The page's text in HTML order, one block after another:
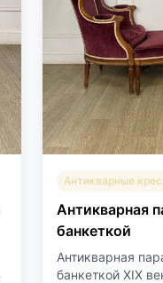
Антикварные
Антикварная
банкеткой
Антикварная
банкеткой XIX